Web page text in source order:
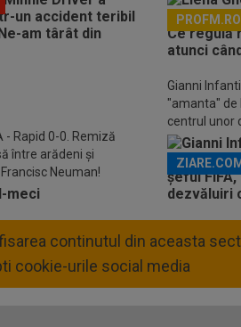
PROFM.RO
- Rapid 0-0. Remiză
între arădeni și
Neuman!
Gianni
"amanta" de
centrul unor
ZIARE.COM
continutul din aceasta
cookie-urile social media